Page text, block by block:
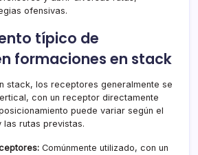
ofensivas.
típico de
formaciones en stack
stack, los receptores generalmente se
con un receptor directamente
puede variar según el
las rutas previstas.
Comúnmente utilizado, con un